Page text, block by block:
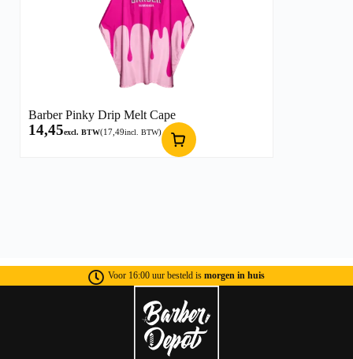
Barber Pinky Drip Melt Cape
14,45excl. BTW(17,49incl. BTW)
Voor 16:00 uur besteld is morgen in huis